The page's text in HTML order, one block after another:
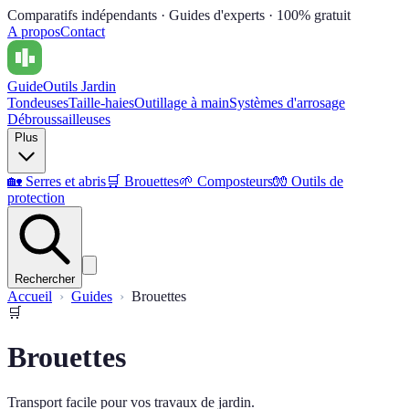
Comparatifs indépendants · Guides d'experts · 100% gratuit
A proposContact
GuideOutils Jardin
TondeusesTaille-haiesOutillage à mainSystèmes d'arrosage
Débroussailleuses
Plus
🏡 Serres et abris🛒 Brouettes🌱 Composteurs🧤 Outils de
protection
Rechercher
Accueil Guides
Brouettes
🛒
Brouettes
Transport facile pour vos travaux de jardin.